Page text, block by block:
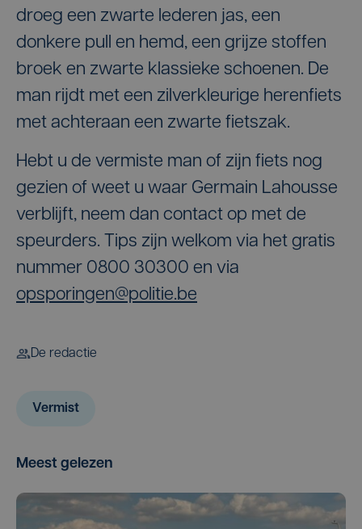
droeg een zwarte lederen jas, een
donkere pull en hemd, een grijze stoffen
broek en zwarte klassieke schoenen. De
man rijdt met een zilverkleurige herenfiets
met achteraan een zwarte fietszak.
Hebt u de vermiste man of zijn fiets nog
gezien of weet u waar Germain Lahousse
verblijft, neem dan contact op met de
speurders. Tips zijn welkom via het gratis
nummer 0800 30300 en via
opsporingen@politie.be
De redactie
Vermist
Meest gelezen